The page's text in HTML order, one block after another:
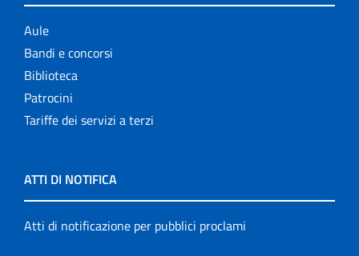
Aule
Bandi e concorsi
Biblioteca
Patrocini
Tariffe dei servizi a terzi
ATTI DI NOTIFICA
Atti di notificazione per pubblici proclami